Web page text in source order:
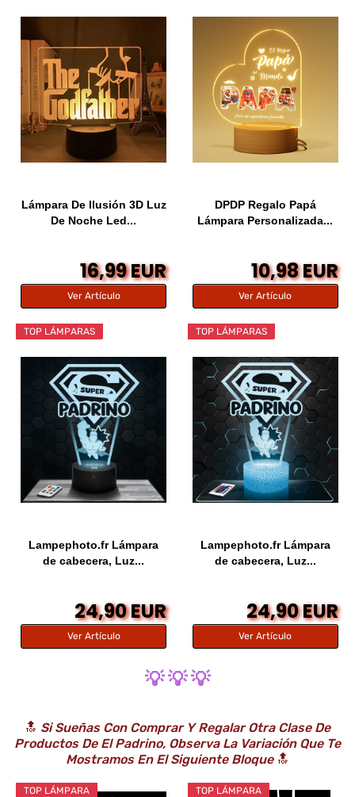
Lámpara De Ilusión 3D Luz
De Noche Led...
16,99 EUR
Ver Artículo
DPDP Regalo Papá
Lámpara Personalizada...
10,98 EUR
Ver Artículo
TOP LÁMPARAS
Lampephoto.fr Lámpara
de cabecera, Luz...
24,90 EUR
Ver Artículo
TOP LÁMPARAS
Lampephoto.fr Lámpara
de cabecera, Luz...
24,90 EUR
Ver Artículo
💡 💡 💡
🔝 Si Sueñas Con Comprar Y Regalar Otra Clase De
Productos De El Padrino, Observa La Variación Que Te
Mostramos En El Siguiente Bloque🔝
TOP LÁMPARA TOP LÁMPARA